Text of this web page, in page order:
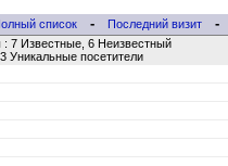
список- Последний визит
: 7 Известные, 6 Неизвестный
Уникальные посетители